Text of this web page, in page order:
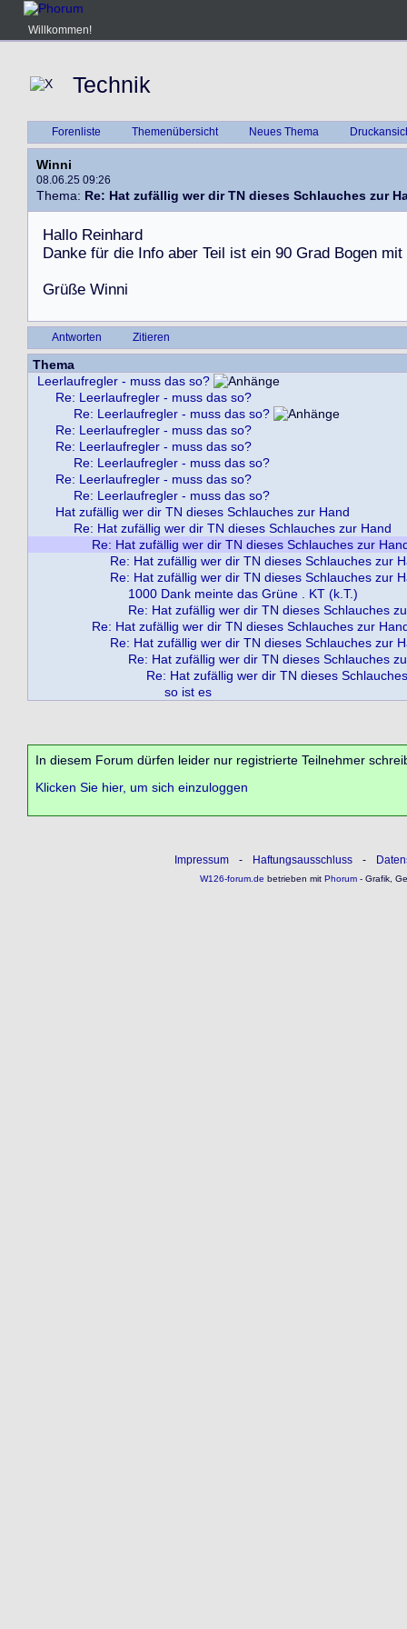
Willkommen!
Technik
Forenliste Themenübersicht Neues Thema
Winni
08.06.25 09:26
Thema: Re: Hat zufällig wer dir TN dieses Schlauches zur
Hallo Reinhard
Danke für die Info aber Teil ist ein 90 Grad Bogen mit
Grüße Winni
Antworten Zitieren
Thema
Leerlaufregler - muss das so?
Re: Leerlaufregler - muss das so?
Re: Leerlaufregler - muss das so?
Re: Leerlaufregler - muss das so?
Re: Leerlaufregler - muss das so?
Re: Leerlaufregler - muss das so?
Re: Leerlaufregler - muss das so?
Re: Leerlaufregler - muss das so?
Hat zufällig wer dir TN dieses Schlauches zur Hand
Re: Hat zufällig wer dir TN dieses Schlauches zur Hand
Re: Hat zufällig wer dir TN dieses Schlauches zur
Re: Hat zufällig wer dir TN dieses Schlauches zur
Re: Hat zufällig wer dir TN dieses Schlauches zur
1000 Dank meinte das Grüne . KT (k.T.)
Re: Hat zufällig wer dir TN dieses Schlauches
Re: Hat zufällig wer dir TN dieses Schlauches zur
Re: Hat zufällig wer dir TN dieses Schlauches zur
Re: Hat zufällig wer dir TN dieses Schlauches
Re: Hat zufällig wer dir TN dieses
so ist es
In diesem Forum dürfen leider nur registrierte Teilnehmer
Klicken Sie hier, um sich einzuloggen
Impressum - Haftungsausschluss -
W126-forum.de betrieben mitPhorum- Grafik,